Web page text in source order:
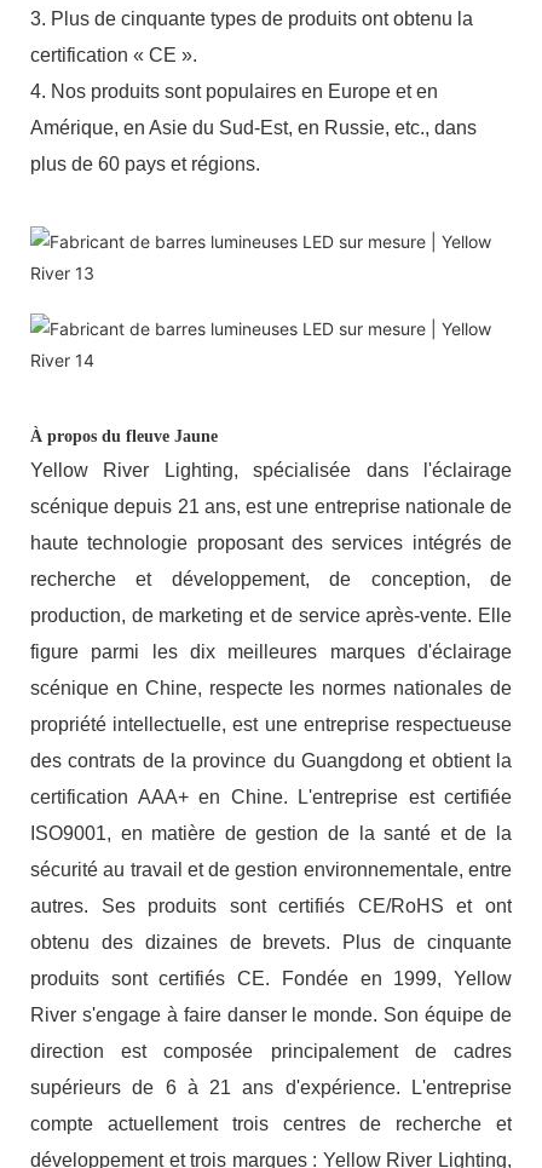
3. Plus de cinquante types de produits ont obtenu la
certification « CE ».
4. Nos produits sont populaires en Europe et en
Amérique, en Asie du Sud-Est, en Russie, etc., dans
plus de 60 pays et régions.
À propos du fleuve Jaune
Yellow River Lighting, spécialisée dans l'éclairage
scénique depuis 21 ans, est une entreprise nationale de
haute technologie proposant des services intégrés de
recherche et développement, de conception, de
production, de marketing et de service après-vente. Elle
figure parmi les dix meilleures marques d'éclairage
scénique en Chine, respecte les normes nationales de
propriété intellectuelle, est une entreprise respectueuse
des contrats de la province du Guangdong et obtient la
certification AAA+ en Chine. L'entreprise est certifiée
ISO9001, en matière de gestion de la santé et de la
sécurité au travail et de gestion environnementale, entre
autres. Ses produits sont certifiés CE/RoHS et ont
obtenu des dizaines de brevets. Plus de cinquante
produits sont certifiés CE. Fondée en 1999, Yellow
River s'engage à faire danser le monde. Son équipe de
direction est composée principalement de cadres
supérieurs de 6 à 21 ans d'expérience. L'entreprise
compte actuellement trois centres de recherche et
développement et trois marques : Yellow River Lighting,